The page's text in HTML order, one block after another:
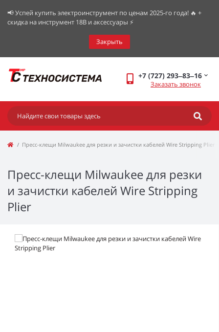
📢 Успей купить электроинструмент по ценам 2025-го года! 🔥 +
скидка на инструмент 18В и аксессуары ⚡️
Закрыть
+7 (727) 293‒83‒16
Заказать звонок
Пресс-клещи Milwaukee для резки и зачистки кабелей Wire Stripping Plier
Пресс-клещи Milwaukee для резки
и зачистки кабелей Wire Stripping
Plier